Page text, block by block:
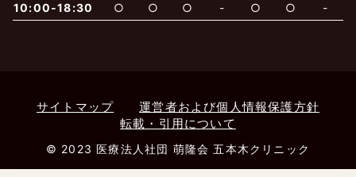
内科 皮膚科
※ 木・日・祝は休診です
電話でのお問いあわせ
10:00-18:30
○ ○ ○ - ○ ○ -
サイトマップ
運営者および個人情報保護方針
転載・引用について
© 2023 医療法人社団 萌隆会 五本木クリニック